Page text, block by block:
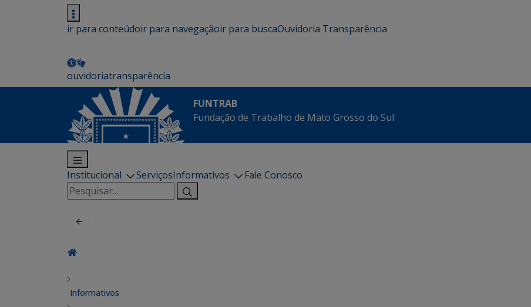
ir para conteúdoir para navegaçãoir para buscaOuvidoria Transparência
ouvidoriatransparência
FUNTRAB
Fundação de Trabalho de Mato Grosso do Sul
Institucional ServiçosInformativos
Fale Conosco
Pesquisar
por:
Informativos